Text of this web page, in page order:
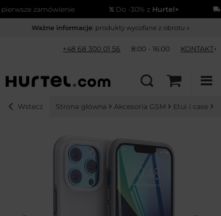
zamówienie Do -30% zHurtel+
Ważne informacje: produkty wycofane z obrotu »
+48 68 300 01 56 8:00 - 16:00 KONTAKT
Wstecz Strona główna Akcesoria GSM Etui i case